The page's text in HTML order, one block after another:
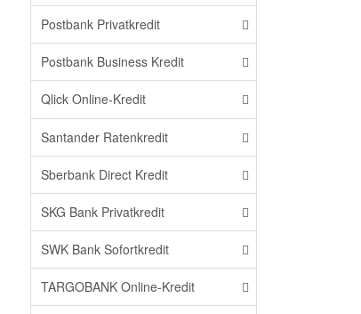
Postbank Privatkredit
Postbank Business Kredit
Qlick Online-Kredit
Santander Ratenkredit
Sberbank Direct Kredit
SKG Bank Privatkredit
SWK Bank Sofortkredit
TARGOBANK Online-Kredit